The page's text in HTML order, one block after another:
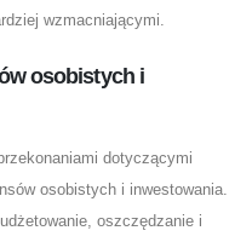
wzmacniającymi.
osobistych i
dotyczącymi
osobistych i inwestowania.
oszczędzanie i